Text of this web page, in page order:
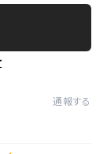
通報する